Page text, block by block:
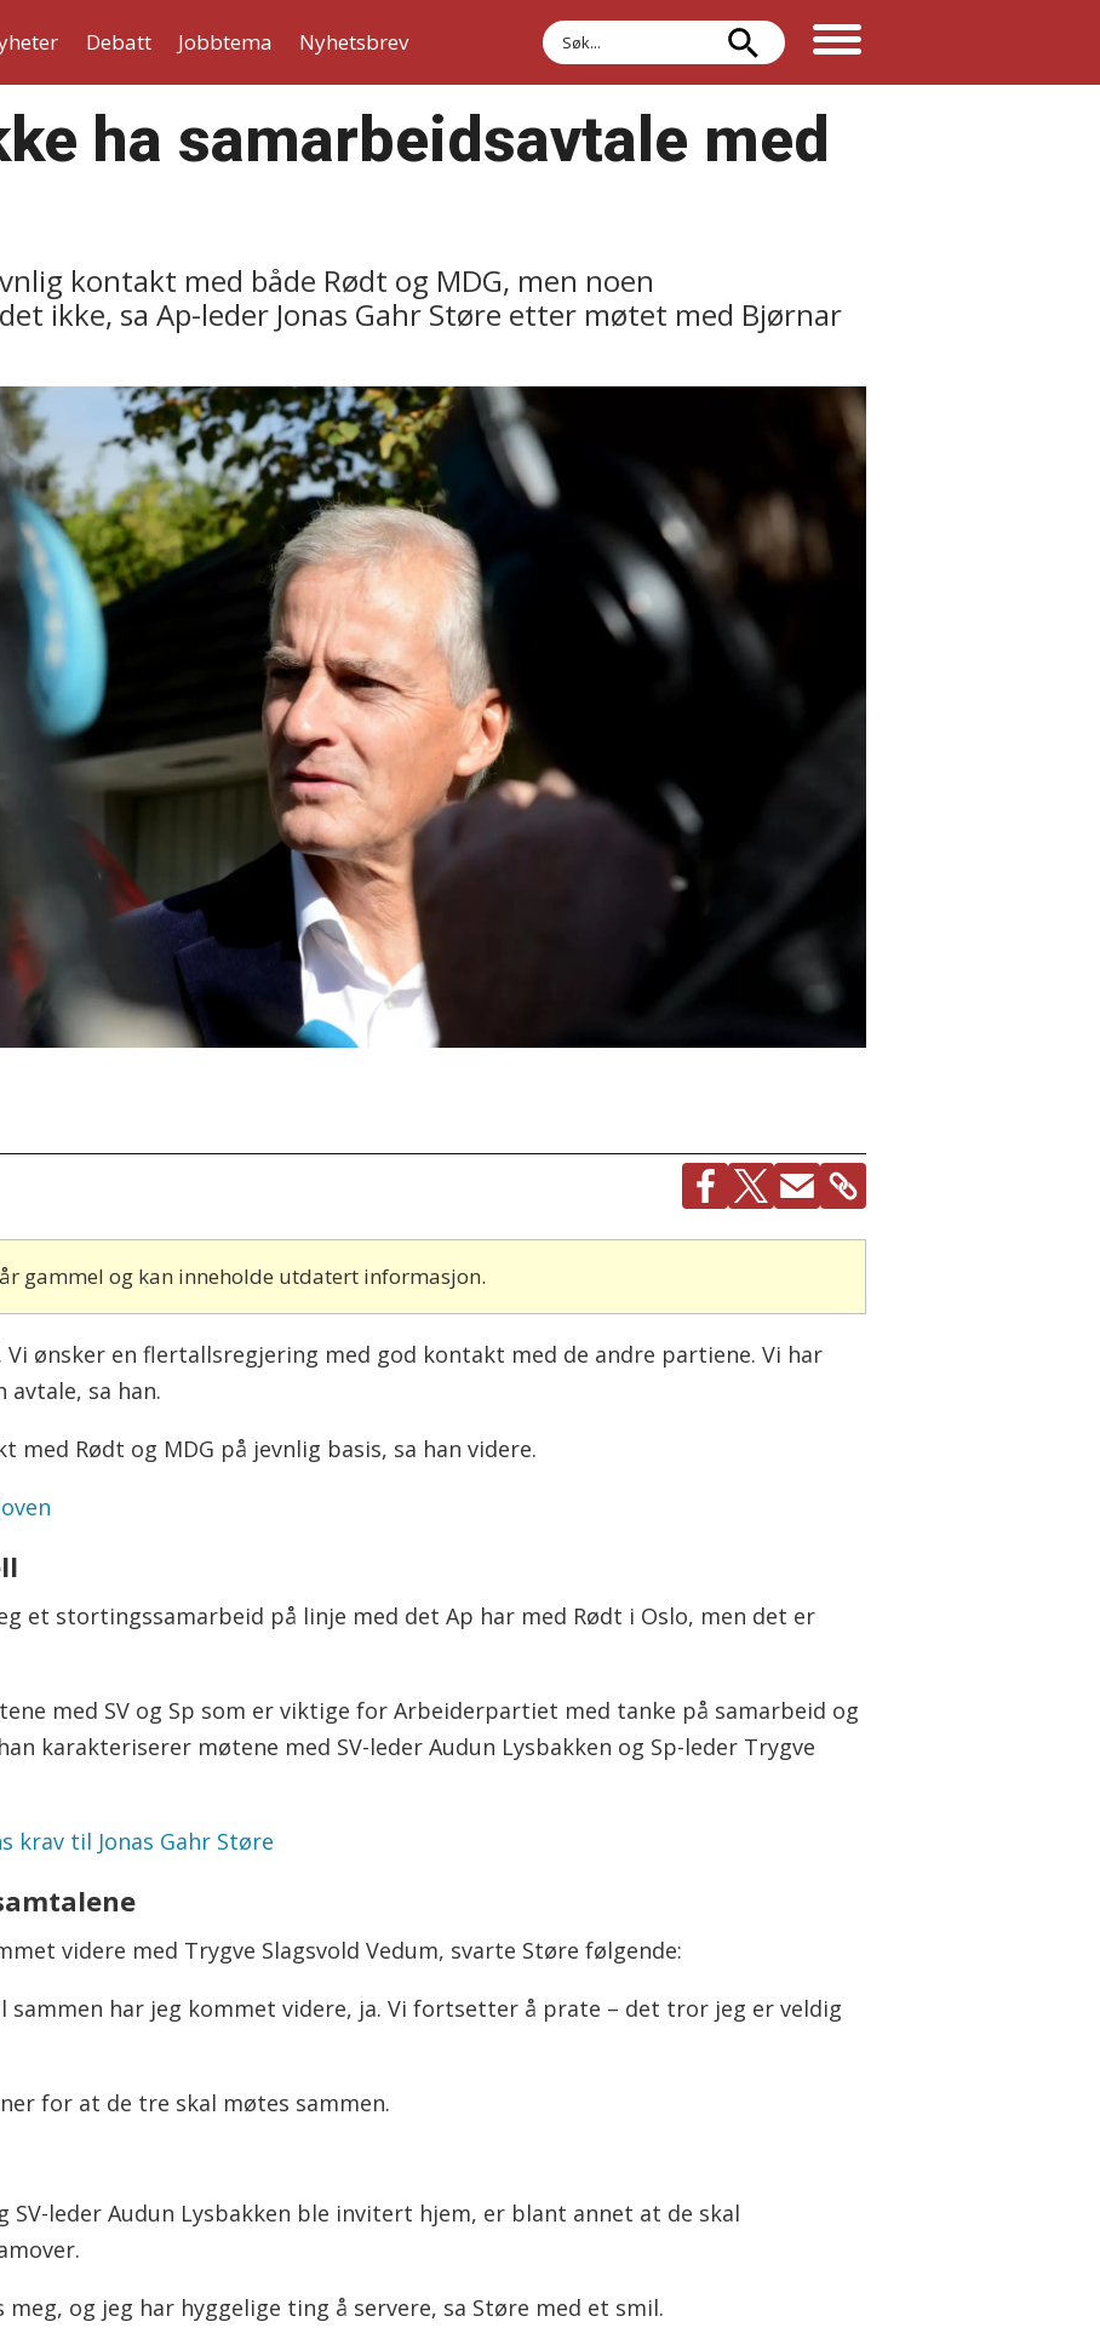
Debatt Jobbtema Nyhetsbrev
Søk
ha samarbeidsavtale med
kontakt med både Rødt og MDG, men noen
ikke, sa Ap-leder Jonas Gahr Støre etter møtet med Bjørnar
gammel og kan inneholde utdatert informasjon.
ønsker en flertallsregjering med god kontakt med de andre partiene. Vi har
sa han.
med Rødt og MDG på jevnlig basis, sa han videre.
et stortingssamarbeid på linje med det Ap har med Rødt i Oslo, men det er
med SV og Sp som er viktige for Arbeiderpartiet med tanke på samarbeid og
karakteriserer møtene med SV-leder Audun Lysbakken og Sp-leder Trygve
krav til Jonas Gahr Støre
videre med Trygve Slagsvold Vedum, svarte Støre følgende:
har jeg kommet videre, ja. Vi fortsetter å prate – det tror jeg er veldig
for at de tre skal møtes sammen.
SV-leder Audun Lysbakken ble invitert hjem, er blant annet at de skal
meg, og jeg har hyggelige ting å servere, sa Støre med et smil.